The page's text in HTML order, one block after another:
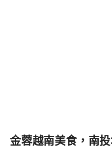
金蓉越南美食，南